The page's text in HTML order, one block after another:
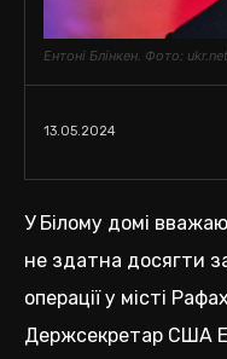
Ентоні Блінкен. Фото: ukr.net
13.05.2024
У Білому домі
не здатна досягти
операції у місті
Держсекретар США